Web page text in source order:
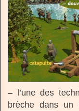
– l’une des
brèche dans un